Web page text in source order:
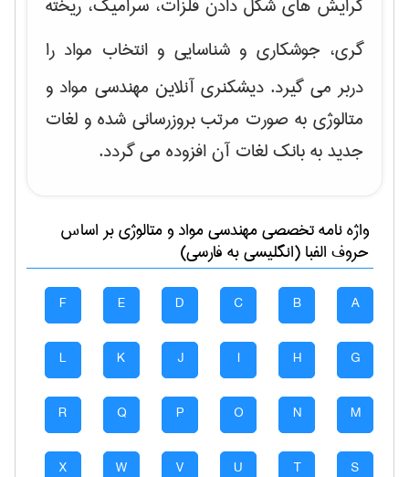
گری، جوشکاری و شناسایی و انتخاب مواد را
دربر می گیرد. دیشکنری آنلاین مهندسی مواد و
متالوژی به صورت مرتب بروزرسانی شده و لغات
جدید به بانک لغات آن افزوده می گردد.
واژه نامه تخصصیمهندسی مواد و متالوژیبر اساس
حروف الفبا (انگلیسی به فارسی)
A
B
C
D
E
F
G
H
I
J
K
L
M
N
O
P
Q
R
S
T
U
V
W
X